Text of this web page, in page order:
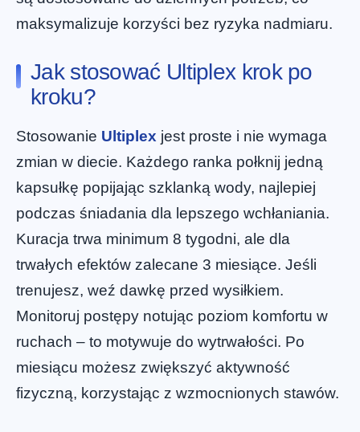
maksymalizuje korzyści bez ryzyka nadmiaru.
Jak stosować Ultiplex krok po
kroku?
Stosowanie Ultiplex jest proste i nie wymaga
zmian w diecie. Każdego ranka połknij jedną
kapsułkę popijając szklanką wody, najlepiej
podczas śniadania dla lepszego wchłaniania.
Kuracja trwa minimum 8 tygodni, ale dla
trwałych efektów zalecane 3 miesiące. Jeśli
trenujesz, weź dawkę przed wysiłkiem.
Monitoruj postępy notując poziom komfortu w
ruchach – to motywuje do wytrwałości. Po
miesiącu możesz zwiększyć aktywność
fizyczną, korzystając z wzmocnionych stawów.